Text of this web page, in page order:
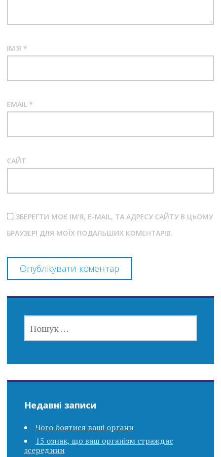
ІМ'Я *
EMAIL *
САЙТ
ЗБЕРЕГТИ МОЄ ІМ'Я, E-MAIL, ТА АДРЕСУ САЙТУ В ЦЬОМУ
БРАУЗЕРІ ДЛЯ МОЇХ ПОДАЛЬШИХ КОМЕНТАРІВ.
Недавні записи
Чого боятися ваші органи
15 ознак, що ваш організм страждає
зсередини